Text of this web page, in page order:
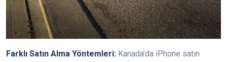
Farklı Satın Alma Yöntemleri: Kanada’da iPhone satın